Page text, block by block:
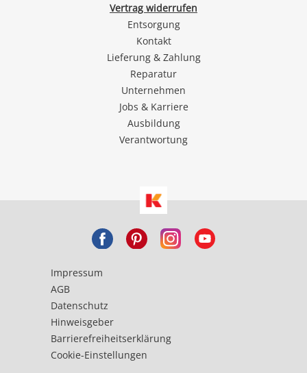
Vertrag widerrufen
Entsorgung
Kontakt
Lieferung & Zahlung
Reparatur
Unternehmen
Jobs & Karriere
Ausbildung
Verantwortung
Impressum
AGB
Datenschutz
Hinweisgeber
Barrierefreiheitserklärung
Cookie-Einstellungen